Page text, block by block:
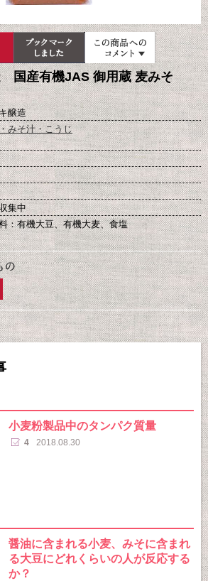
国産有機JAS 御用蔵 麦みそ
醸造
みそ汁・こうじ
集中
：有機大豆、有機大麦、食塩
小麦粉製品中のタンパク質量
4 2018.08.30
醤油に含まれる小麦、みそに含まれ
る大豆にどれくらいの人が反応する
か？